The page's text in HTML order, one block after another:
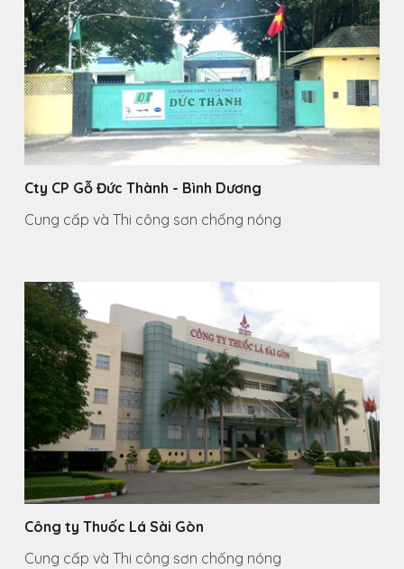
Cty CP Gỗ Đức Thành - Bình Dương
Cung cấp và Thi công sơn chống nóng
Công ty Thuốc Lá Sài Gòn
Cung cấp và Thi công sơn chống nóng